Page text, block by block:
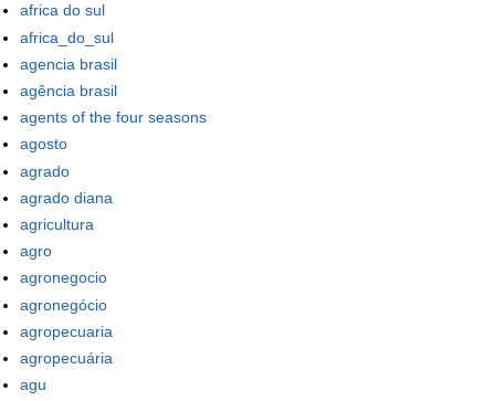
africa do sul
africa_do_sul
agencia brasil
agência brasil
agents of the four seasons
agosto
agrado
agrado diana
agricultura
agro
agronegocio
agronegócio
agropecuaria
agropecuária
agu